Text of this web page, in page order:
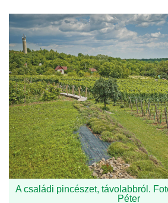
A családi pincészet, távolabbról.
Péter